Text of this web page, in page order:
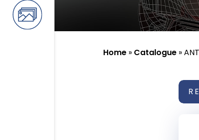
Home » Catalogue »